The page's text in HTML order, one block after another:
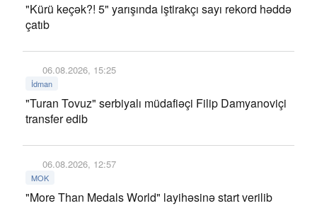
"Kürü keçək?! 5" yarışında iştirakçı sayı rekord həddə
çatıb
06.08.2026, 15:25
İdman
"Turan Tovuz" serbiyalı müdafiəçi Filip Damyanoviçi
transfer edib
06.08.2026, 12:57
MOK
"More Than Medals World" layihəsinə start verilib